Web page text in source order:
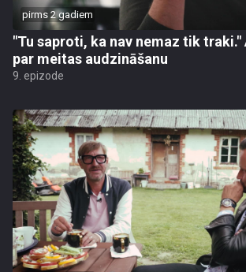
pirms 2 gadiem
"Tu saproti, ka nav nemaz tik traki."
par meitas audzināšanu
9. epizode